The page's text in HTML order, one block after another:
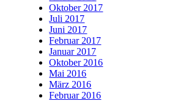
Oktober 2017
Juli 2017
Juni 2017
Februar 2017
Januar 2017
Oktober 2016
Mai 2016
März 2016
Februar 2016